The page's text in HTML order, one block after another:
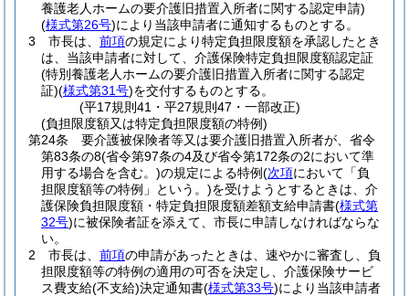
養護老人ホームの要介護旧措置入所者に関する認定申請)
(様式第26号)により当該申請者に通知するものとする。
3
市長は、 前項の規定により特定負担限度額を承認したとき
は、当該申請者に対して、介護保険特定負担限度額認定証
(特別養護老人ホームの要介護旧措置入所者に関する認定
証)(様式第31号)を交付するものとする。
(平17規則41・平27規則47・一部改正)
(負担限度額又は特定負担限度額の特例)
第24条
要介護被保険者等又は要介護旧措置入所者が、省令
第83条の8(省令第97条の4及び省令第172条の2において準
用する場合を含む。)の規定による特例(次項において「負
担限度額等の特例」という。)を受けようとするときは、介
護保険負担限度額・特定負担限度額差額支給申請書(様式第
32号)に被保険者証を添えて、市長に申請しなければならな
い。
2
市長は、 前項の申請があったときは、速やかに審査し、負
担限度額等の特例の適用の可否を決定し、介護保険サービ
ス費支給(不支給)決定通知書(様式第33号)により当該申請者